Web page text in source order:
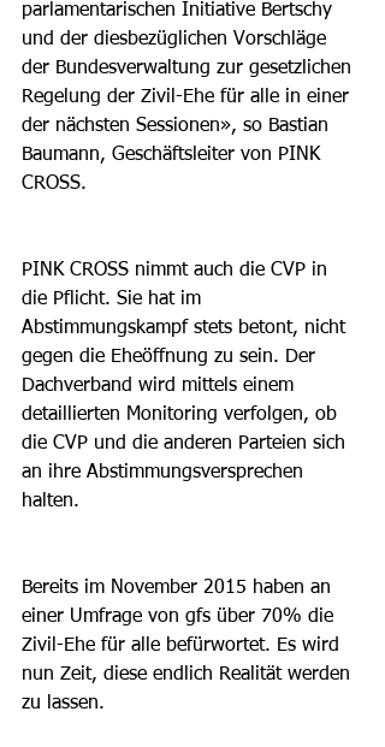
parlamentarischen Initiative Bertschy
und der diesbezüglichen Vorschläge
der Bundesverwaltung zur gesetzlichen
Regelung der Zivil-Ehe für alle in einer
der nächsten Sessionen», so Bastian
Baumann, Geschäftsleiter von PINK
CROSS.
PINK CROSS nimmt auch die CVP in
die Pflicht. Sie hat im
Abstimmungskampf stets betont, nicht
gegen die Eheöffnung zu sein. Der
Dachverband wird mittels einem
detaillierten Monitoring verfolgen, ob
die CVP und die anderen Parteien sich
an ihre Abstimmungsversprechen
halten.
Bereits im November 2015 haben an
einer Umfrage von gfs über 70% die
Zivil-Ehe für alle befürwortet. Es wird
nun Zeit, diese endlich Realität werden
zu lassen.